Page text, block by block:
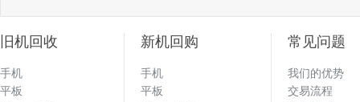
常见问题
我们的优势
交易流程
新机回购
手机
平板
旧机回收
手机
平板